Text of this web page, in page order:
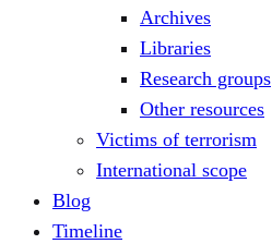
Archives
Libraries
Research groups
Other resources
Victims of terrorism
International scope
Blog
Timeline